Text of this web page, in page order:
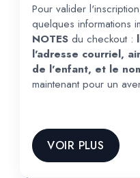
Pour valider
quelques informations
NOTESdu checkout :
l'adresse courriel,
de l'enfant, et le
maintenant pour un
VOIR PLUS